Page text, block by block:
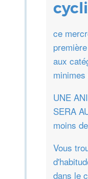
ce
aux
UNE
SERA
moins
Vous
dans le